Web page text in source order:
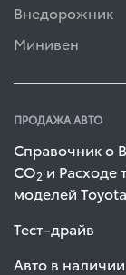
Внедорожник
Минивен
ПРОДАЖА АВТО
Справочник о
СО2 и Расходе
моделей Toyota
Тест–драйв
Авто в наличии